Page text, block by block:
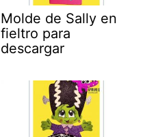
Molde de Sally en
fieltro para
descargar